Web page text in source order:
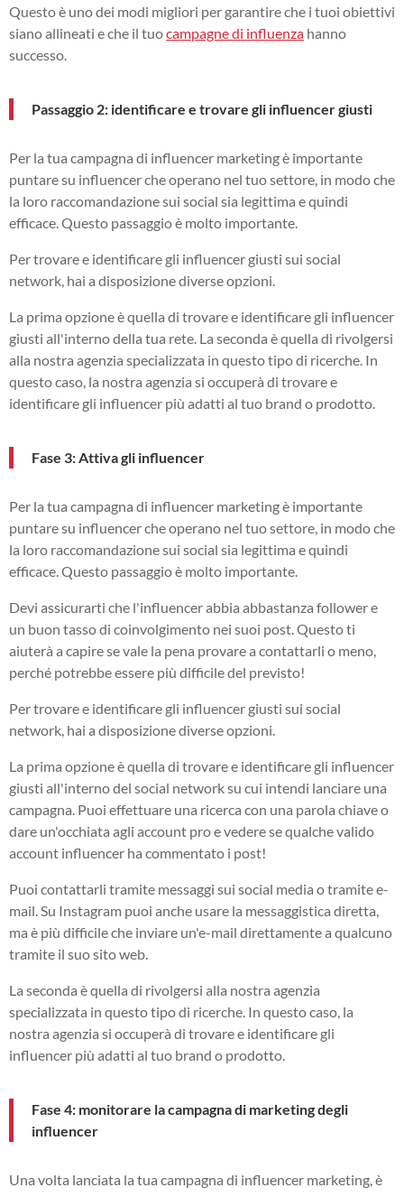
Questo è uno dei modi migliori per garantire che i tuoi obiettivi
siano allineati e che il tuocampagne di influenza hanno
successo.
Passaggio 2: identificare e trovare gli influencer giusti
Per la tua campagna di influencer marketing è importante
puntare su influencer che operano nel tuo settore, in modo che
la loro raccomandazione sui social sia legittima e quindi
efficace. Questo passaggio è molto importante.
Per trovare e identificare gli influencer giusti sui social
network, hai a disposizione diverse opzioni.
La prima opzione è quella di trovare e identificare gli influencer
giusti all'interno della tua rete. La seconda è quella di rivolgersi
alla nostra agenzia specializzata in questo tipo di ricerche. In
questo caso, la nostra agenzia si occuperà di trovare e
identificare gli influencer più adatti al tuo brand o prodotto.
Fase 3: Attiva gli influencer
Per la tua campagna di influencer marketing è importante
puntare su influencer che operano nel tuo settore, in modo che
la loro raccomandazione sui social sia legittima e quindi
efficace. Questo passaggio è molto importante.
Devi assicurarti che l'influencer abbia abbastanza follower e
un buon tasso di coinvolgimento nei suoi post. Questo ti
aiuterà a capire se vale la pena provare a contattarli o meno,
perché potrebbe essere più difficile del previsto!
Per trovare e identificare gli influencer giusti sui social
network, hai a disposizione diverse opzioni.
La prima opzione è quella di trovare e identificare gli influencer
giusti all'interno del social network su cui intendi lanciare una
campagna. Puoi effettuare una ricerca con una parola chiave o
dare un'occhiata agli account pro e vedere se qualche valido
account influencer ha commentato i post!
Puoi contattarli tramite messaggi sui social media o tramite e-
mail. Su Instagram puoi anche usare la messaggistica diretta,
ma è più difficile che inviare un'e-mail direttamente a qualcuno
tramite il suo sito web.
La seconda è quella di rivolgersi alla nostra agenzia
specializzata in questo tipo di ricerche. In questo caso, la
nostra agenzia si occuperà di trovare e identificare gli
influencer più adatti al tuo brand o prodotto.
Fase 4: monitorare la campagna di marketing degli
influencer
Una volta lanciata la tua campagna di influencer marketing, è